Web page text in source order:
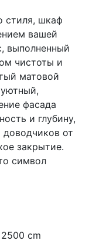
стиля, шкаф
вашей
выполненный
чистоты и
матовой
фасада
и глубину,
от
закрытие.
символ
cm